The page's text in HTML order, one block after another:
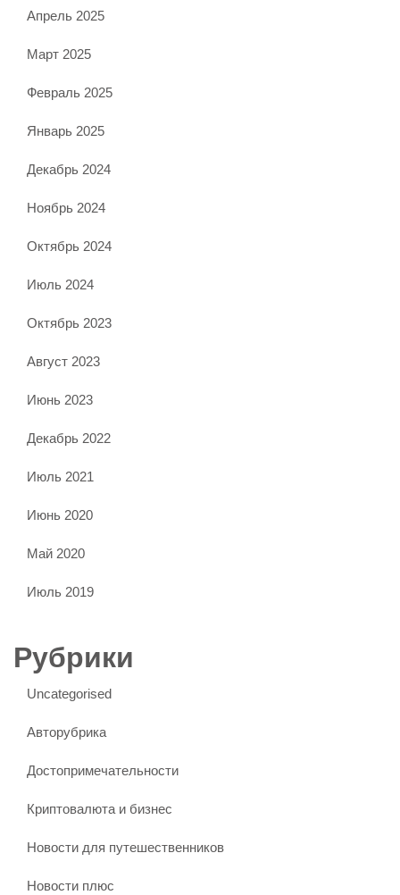
Апрель 2025
Март 2025
Февраль 2025
Январь 2025
Декабрь 2024
Ноябрь 2024
Октябрь 2024
Июль 2024
Октябрь 2023
Август 2023
Июнь 2023
Декабрь 2022
Июль 2021
Июнь 2020
Май 2020
Июль 2019
Рубрики
Uncategorised
Авторубрика
Достопримечательности
Криптовалюта и бизнес
Новости для путешественников
Новости плюс